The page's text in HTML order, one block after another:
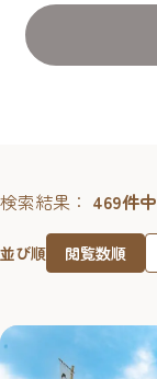
検索結果： 469件
並び順 閲覧数順